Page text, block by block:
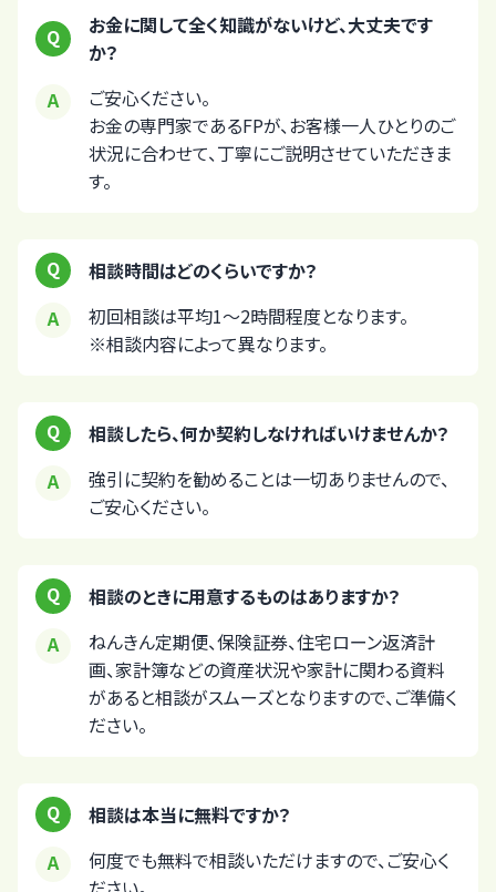
お金に関して全く知識がないけど、大丈夫です
か？
ご安心ください。
お金の専門家であるFPが、お客様一人ひとりのご
状況に合わせて、丁寧にご説明させていただきま
す。
相談時間はどのくらいですか？
初回相談は平均1～2時間程度となります。
※相談内容によって異なります。
相談したら、何か契約しなければいけませんか？
強引に契約を勧めることは一切ありませんので、
ご安心ください。
相談のときに用意するものはありますか？
ねんきん定期便、保険証券、住宅ローン返済計
画、家計簿などの資産状況や家計に関わる資料
があると相談がスムーズとなりますので、ご準備く
ださい。
相談は本当に無料ですか？
何度でも無料で相談いただけますので、ご安心く